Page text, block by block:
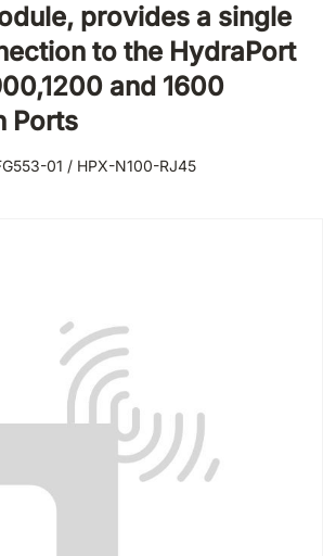
provides a single
to the HydraPort
and 1600
Ports
01 / HPX-N100-RJ45